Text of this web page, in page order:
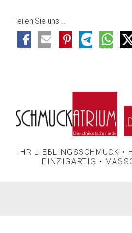
Teilen Sie uns ...
IHR LIEBLINGSSCHMUCK •
EINZIGARTIG •